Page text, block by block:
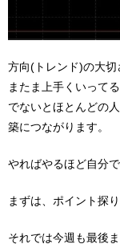
方向(トレンド)の大
またま上手くいって
でないとほとんどの
築につながります。
やればやるほど自分
まずは、ポイント探
それでは今週も最後